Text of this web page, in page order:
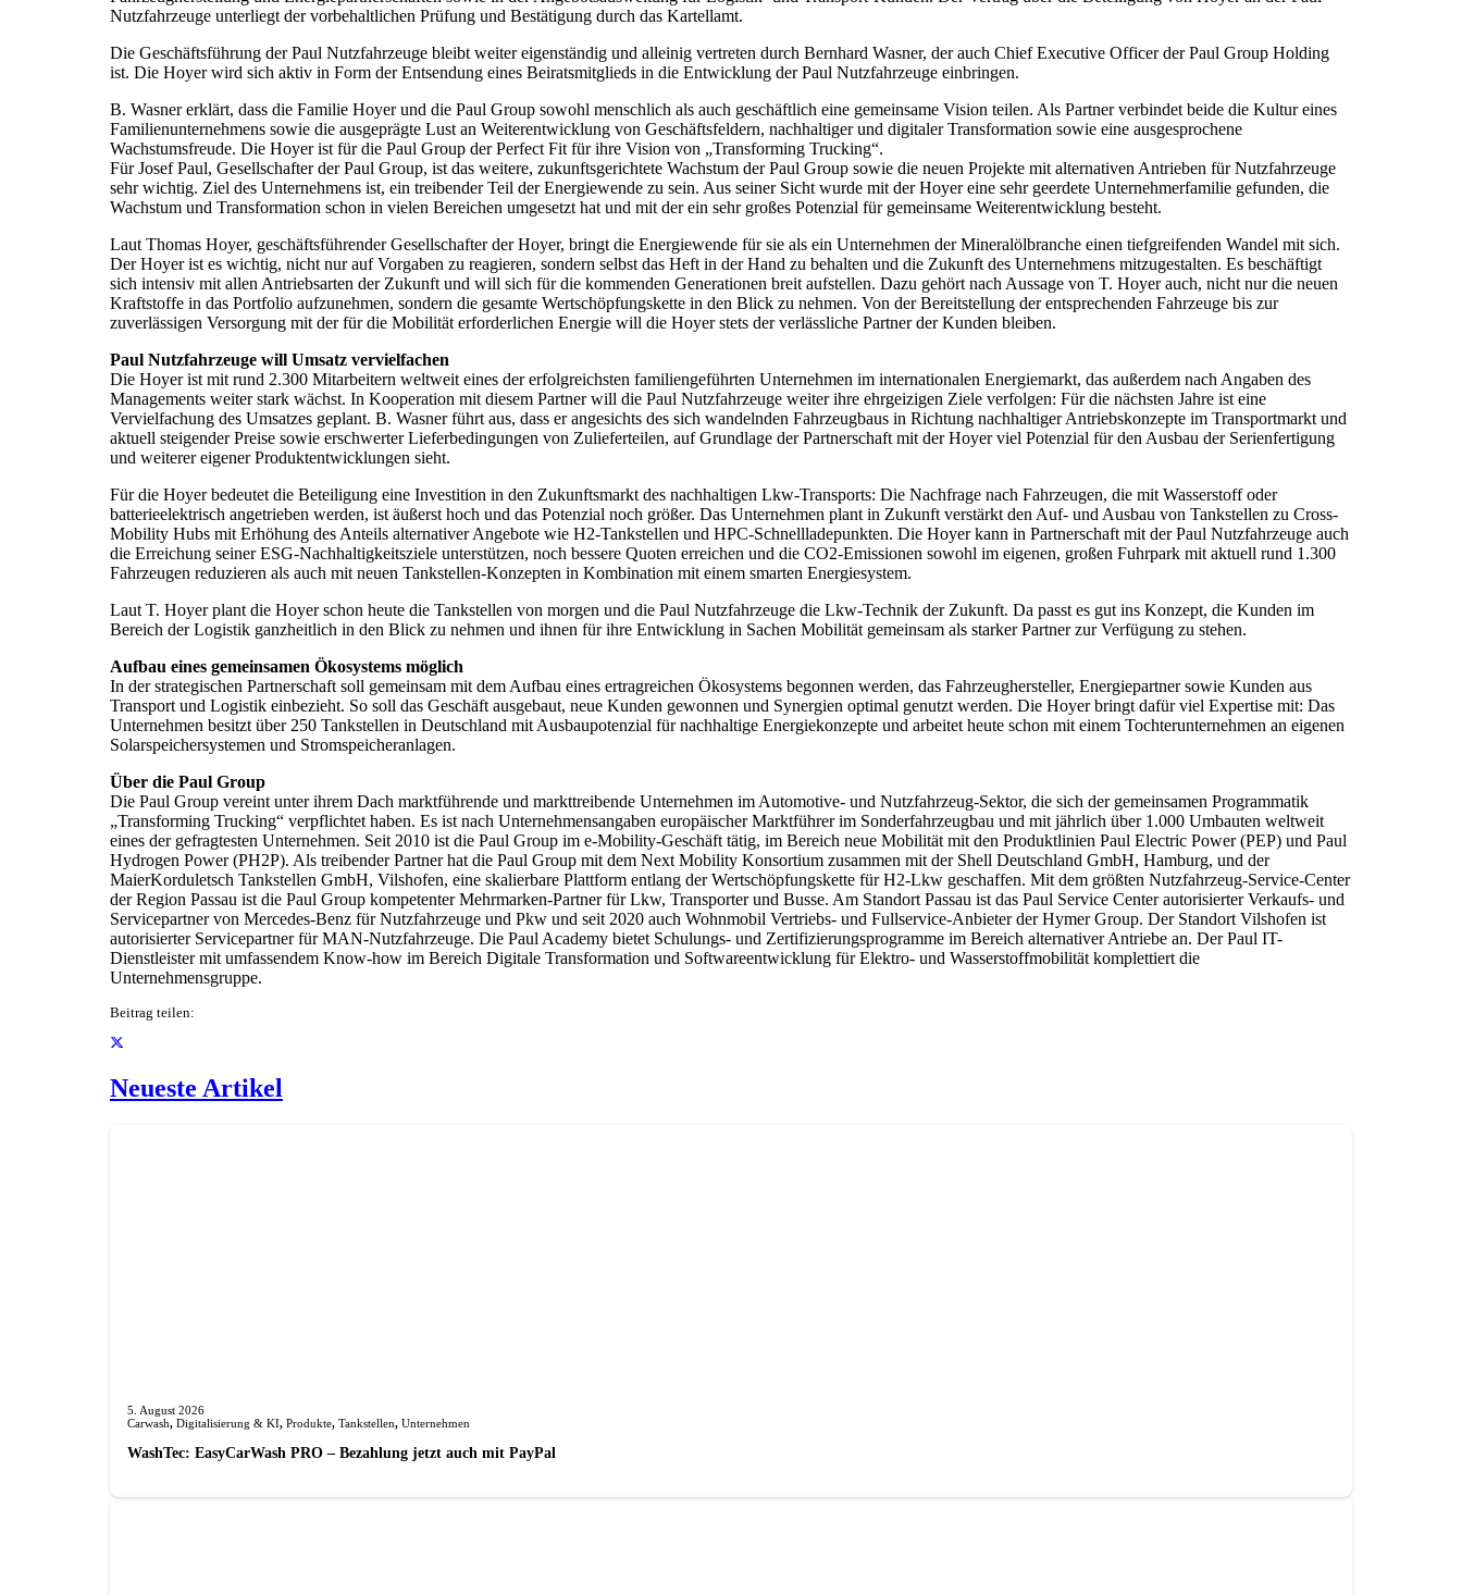
Nutzfahrzeuge unterliegt der vorbehaltlichen Prüfung und Bestätigung durch das Kartellamt.
Die Geschäftsführung der Paul Nutzfahrzeuge bleibt weiter eigenständig und alleinig vertreten durch Bernhard Wasner, der auch Chief Executive Officer der Paul Group Holding
ist. Die Hoyer wird sich aktiv in Form der Entsendung eines Beiratsmitglieds in die Entwicklung der Paul Nutzfahrzeuge einbringen.
B. Wasner erklärt, dass die Familie Hoyer und die Paul Group sowohl menschlich als auch geschäftlich eine gemeinsame Vision teilen. Als Partner verbindet beide die Kultur eines
Familienunternehmens sowie die ausgeprägte Lust an Weiterentwicklung von Geschäftsfeldern, nachhaltiger und digitaler Transformation sowie eine ausgesprochene
Wachstumsfreude. Die Hoyer ist für die Paul Group der Perfect Fit für ihre Vision von „Transforming Trucking“.
Für Josef Paul, Gesellschafter der Paul Group, ist das weitere, zukunftsgerichtete Wachstum der Paul Group sowie die neuen Projekte mit alternativen Antrieben für Nutzfahrzeuge
sehr wichtig. Ziel des Unternehmens ist, ein treibender Teil der Energiewende zu sein. Aus seiner Sicht wurde mit der Hoyer eine sehr geerdete Unternehmerfamilie gefunden, die
Wachstum und Transformation schon in vielen Bereichen umgesetzt hat und mit der ein sehr großes Potenzial für gemeinsame Weiterentwicklung besteht.
Laut Thomas Hoyer, geschäftsführender Gesellschafter der Hoyer, bringt die Energiewende für sie als ein Unternehmen der Mineralölbranche einen tiefgreifenden Wandel mit sich.
Der Hoyer ist es wichtig, nicht nur auf Vorgaben zu reagieren, sondern selbst das Heft in der Hand zu behalten und die Zukunft des Unternehmens mitzugestalten. Es beschäftigt
sich intensiv mit allen Antriebsarten der Zukunft und will sich für die kommenden Generationen breit aufstellen. Dazu gehört nach Aussage von T. Hoyer auch, nicht nur die neuen
Kraftstoffe in das Portfolio aufzunehmen, sondern die gesamte Wertschöpfungskette in den Blick zu nehmen. Von der Bereitstellung der entsprechenden Fahrzeuge bis zur
zuverlässigen Versorgung mit der für die Mobilität erforderlichen Energie will die Hoyer stets der verlässliche Partner der Kunden bleiben.
Paul Nutzfahrzeuge will Umsatz vervielfachen
Die Hoyer ist mit rund 2.300 Mitarbeitern weltweit eines der erfolgreichsten familiengeführten Unternehmen im internationalen Energiemarkt, das außerdem nach Angaben des
Managements weiter stark wächst. In Kooperation mit diesem Partner will die Paul Nutzfahrzeuge weiter ihre ehrgeizigen Ziele verfolgen: Für die nächsten Jahre ist eine
Vervielfachung des Umsatzes geplant. B. Wasner führt aus, dass er angesichts des sich wandelnden Fahrzeugbaus in Richtung nachhaltiger Antriebskonzepte im Transportmarkt und
aktuell steigender Preise sowie erschwerter Lieferbedingungen von Zulieferteilen, auf Grundlage der Partnerschaft mit der Hoyer viel Potenzial für den Ausbau der Serienfertigung
und weiterer eigener Produktentwicklungen sieht.
Für die Hoyer bedeutet die Beteiligung eine Investition in den Zukunftsmarkt des nachhaltigen Lkw-Transports: Die Nachfrage nach Fahrzeugen, die mit Wasserstoff oder
batterieelektrisch angetrieben werden, ist äußerst hoch und das Potenzial noch größer. Das Unternehmen plant in Zukunft verstärkt den Auf- und Ausbau von Tankstellen zu Cross-
Mobility Hubs mit Erhöhung des Anteils alternativer Angebote wie H2-Tankstellen und HPC-Schnellladepunkten. Die Hoyer kann in Partnerschaft mit der Paul Nutzfahrzeuge auch
die Erreichung seiner ESG-Nachhaltigkeitsziele unterstützen, noch bessere Quoten erreichen und die CO2-Emissionen sowohl im eigenen, großen Fuhrpark mit aktuell rund 1.300
Fahrzeugen reduzieren als auch mit neuen Tankstellen-Konzepten in Kombination mit einem smarten Energiesystem.
Laut T. Hoyer plant die Hoyer schon heute die Tankstellen von morgen und die Paul Nutzfahrzeuge die Lkw-Technik der Zukunft. Da passt es gut ins Konzept, die Kunden im
Bereich der Logistik ganzheitlich in den Blick zu nehmen und ihnen für ihre Entwicklung in Sachen Mobilität gemeinsam als starker Partner zur Verfügung zu stehen.
Aufbau eines gemeinsamen Ökosystems möglich
In der strategischen Partnerschaft soll gemeinsam mit dem Aufbau eines ertragreichen Ökosystems begonnen werden, das Fahrzeughersteller, Energiepartner sowie Kunden aus
Transport und Logistik einbezieht. So soll das Geschäft ausgebaut, neue Kunden gewonnen und Synergien optimal genutzt werden. Die Hoyer bringt dafür viel Expertise mit: Das
Unternehmen besitzt über 250 Tankstellen in Deutschland mit Ausbaupotenzial für nachhaltige Energiekonzepte und arbeitet heute schon mit einem Tochterunternehmen an eigenen
Solarspeichersystemen und Stromspeicheranlagen.
Über die Paul Group
Die Paul Group vereint unter ihrem Dach marktführende und markttreibende Unternehmen im Automotive- und Nutzfahrzeug-Sektor, die sich der gemeinsamen Programmatik
„Transforming Trucking“ verpflichtet haben. Es ist nach Unternehmensangaben europäischer Marktführer im Sonderfahrzeugbau und mit jährlich über 1.000 Umbauten weltweit
eines der gefragtesten Unternehmen. Seit 2010 ist die Paul Group im e-Mobility-Geschäft tätig, im Bereich neue Mobilität mit den Produktlinien Paul Electric Power (PEP) und Paul
Hydrogen Power (PH2P). Als treibender Partner hat die Paul Group mit dem Next Mobility Konsortium zusammen mit der Shell Deutschland GmbH, Hamburg, und der
MaierKorduletsch Tankstellen GmbH, Vilshofen, eine skalierbare Plattform entlang der Wertschöpfungskette für H2-Lkw geschaffen. Mit dem größten Nutzfahrzeug-Service-Center
der Region Passau ist die Paul Group kompetenter Mehrmarken-Partner für Lkw, Transporter und Busse. Am Standort Passau ist das Paul Service Center autorisierter Verkaufs- und
Servicepartner von Mercedes-Benz für Nutzfahrzeuge und Pkw und seit 2020 auch Wohnmobil Vertriebs- und Fullservice-Anbieter der Hymer Group. Der Standort Vilshofen ist
autorisierter Servicepartner für MAN-Nutzfahrzeuge. Die Paul Academy bietet Schulungs- und Zertifizierungsprogramme im Bereich alternativer Antriebe an. Der Paul IT-
Dienstleister mit umfassendem Know-how im Bereich Digitale Transformation und Softwareentwicklung für Elektro- und Wasserstoffmobilität komplettiert die
Unternehmensgruppe.
Beitrag teilen:
Neueste Artikel
5. August 2026
Carwash, Digitalisierung & KI, Produkte, Tankstellen, Unternehmen
WashTec: EasyCarWash PRO – Bezahlung jetzt auch mit PayPal